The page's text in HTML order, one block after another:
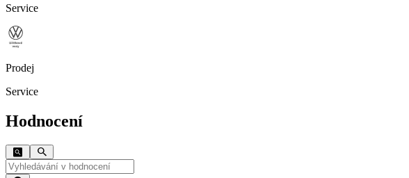
Service
Prodej
Service
Hodnocení